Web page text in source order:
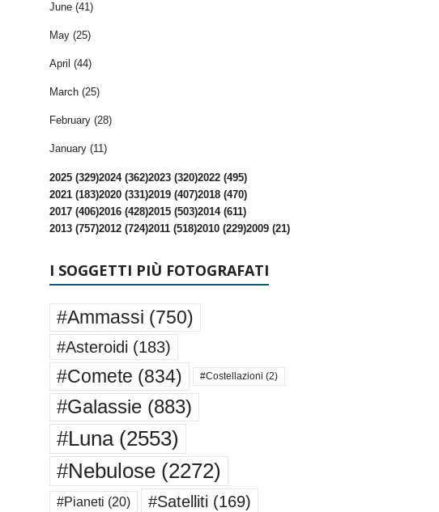
June (41)
May (25)
April (44)
March (25)
February (28)
January (11)
2025 (329)2024 (362)2023 (320)2022 (495)
2021 (183)2020 (331)2019 (407)2018 (470)
2017 (406)2016 (428)2015 (503)2014 (611)
2013 (757)2012 (724)2011 (518)2010 (229)2009 (21)
I SOGGETTI PIÙ FOTOGRAFATI
#Ammassi (750)
#Asteroidi (183)
#Comete (834) #Costellazioni (2)
#Galassie(883)
#Luna(2553)
#Nebulose(2272)
#Pianeti (20) #Satelliti (169)